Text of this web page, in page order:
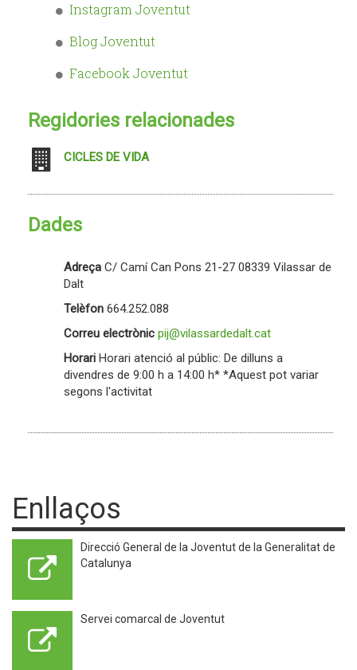
Instagram Joventut
Blog Joventut
Facebook Joventut
Regidories relacionades
CICLES DE VIDA
Dades
Adreça C/ Camí Can Pons 21-27 08339 Vilassar de
Dalt
Telèfon 664.252.088
Correu electrònic pij@vilassardedalt.cat
Horari Horari atenció al públic: De dilluns a
divendres de 9:00 h a 14:00 h* *Aquest pot variar
segons l'activitat
Enllaços
Direcció General de la Joventut de la Generalitat de
Catalunya
Servei comarcal de Joventut